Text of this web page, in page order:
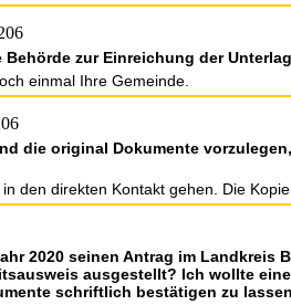
zur Einreichung der
einmal Ihre Gemeinde.
die original Dokumente
den direkten Kontakt gehen. Die
2020 seinen Antrag im
ausgestellt? Ich wollte
schriftlich bestätigen zu